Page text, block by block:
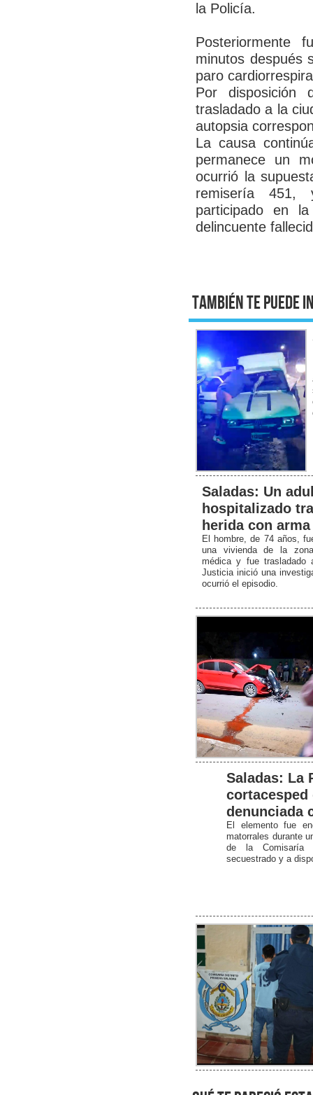
la Policía.
Posteriormente
minutos después
paro
Por disposición
trasladado a la
autopsia
La causa
permanece un
ocurrió la
remisería 451,
participado en
delincuente
También te puede
Saladas: Un
hospitalizado
herida con
El hombre, de 74 años,
una vivienda de la
médica y fue trasladado
Justicia inició una
ocurrió el episodio.
Saladas: La
cortacesped
denunciada
El elemento fue
matorrales durante
de la Comisaría
secuestrado y a